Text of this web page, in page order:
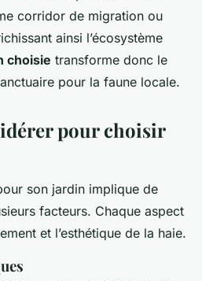
corridor de migration ou
ainsi l’écosystème
choisie transforme donc le
pour la faune locale.
pour choisir
son jardin implique de
facteurs. Chaque aspect
et l’esthétique de la haie.